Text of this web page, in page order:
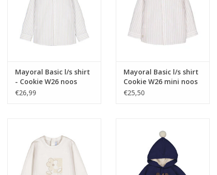
Mayoral Basic l/s shirt
- Cookie W26 noos
€26,99
Mayoral Basic l/s shirt
Cookie W26 mini noos
€25,50